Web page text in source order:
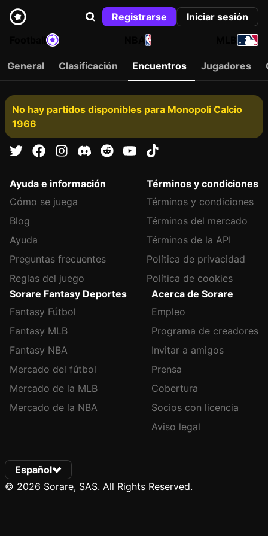
Registrarse
Iniciar sesión
NBA
General Clasificación Encuentros Jugadores
No hay partidos disponibles para Monopoli Calcio
1966
Ayuda e información
Cómo se juega
Blog
Ayuda
Preguntas frecuentes
Reglas del juego
Términos y condiciones
Términos y condiciones
Términos del mercado
Términos de la API
Política de privacidad
Política de cookies
Sorare Fantasy Deportes
Fantasy Fútbol
Fantasy MLB
Fantasy NBA
Mercado del fútbol
Mercado de la MLB
Mercado de la NBA
Acerca de Sorare
Empleo
Programa de creadores
Invitar a amigos
Prensa
Cobertura
Socios con licencia
Aviso legal
Español
© 2026 Sorare, SAS. All Rights Reserved.